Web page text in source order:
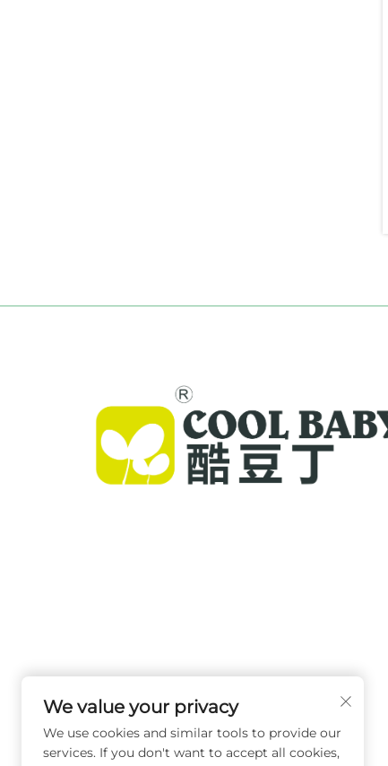
высококачественные детские товары,
доверяют в 72 странах. Запросите каталог
We value your privacy
We use cookies and similar tools to provide our
services. If you don't want to accept all cookies,